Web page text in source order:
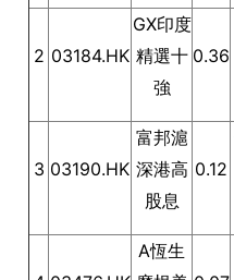
2 03184.HK
GX印度
精選十
強
0.36
3 03190.HK
富邦滬
深港高
股息
0.12
A恆生